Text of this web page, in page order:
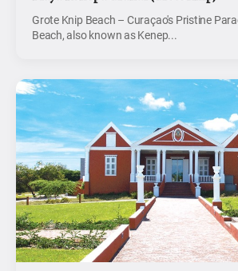
Grote Knip Beach – Curaçao's Pristine
Beach, also known as Kenep...